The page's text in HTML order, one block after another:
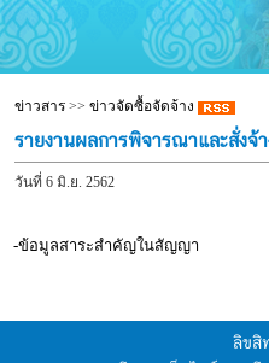
ข่าวสาร>> ข่าวจัดซื้อจัดจ้าง
รายงานผลการพิจารณาและสั่ง
วันที่ 6 มิ.ย. 2562
-ข้อมูลสาระสำคัญในสัญญา
ลิขสิ